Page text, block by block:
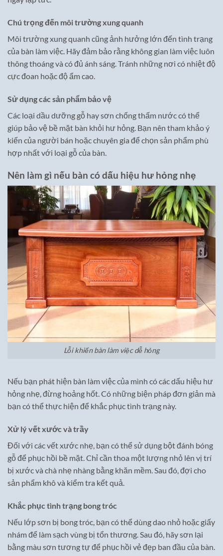
Chú trọng đến môi trường xung quanh
Môi trường xung quanh cũng ảnh hưởng lớn đến tình trạng
của bàn làm việc. Hãy đảm bảo rằng không gian làm việc luôn
thông thoáng và có đủ ánh sáng. Tránh những nơi có nhiệt độ
cực đoan hoặc độ ẩm cao.
Sử dụng các sản phẩm bảo vệ
Các loại dầu dưỡng gỗ hay sơn chống thấm nước có thể
giúp bảo vệ bề mặt bàn khỏi hư hỏng. Bạn nên tham khảo ý
kiến của người bán hoặc chuyên gia để chọn sản phẩm phù
hợp nhất với loại gỗ của bàn.
Nên làm gì nếu bàn có dấu hiệu hư hỏng nhẹ
Lỗi khiến bàn làm việc dễ hỏng
Nếu bạn phát hiện bàn làm việc của mình có các dấu hiệu hư
hỏng nhẹ, đừng hoảng hốt. Có những biện pháp đơn giản mà
bạn có thể thực hiện để khắc phục tình trạng này.
Xử lý vết xước và trầy
Đối với các vết xước nhẹ, bạn có thể sử dụng bột đánh bóng
gỗ để phục hồi bề mặt. Chỉ cần thoa một lượng nhỏ lên vị trí
bị xước và chà nhẹ nhàng bằng khăn mềm. Sau đó, đợi cho
sản phẩm khô và kiểm tra kết quả.
Khắc phục tình trạng bong tróc
Nếu lớp sơn bị bong tróc, bạn có thể dùng dao nhỏ hoặc giấy
nhám để làm sạch vùng bị tổn thương. Sau đó, hãy sơn lại
bằng màu sơn tương tự để phục hồi vẻ đẹp ban đầu của bàn.